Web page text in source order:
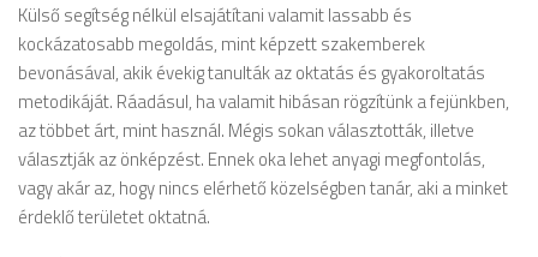
Külső segítség nélkül elsajátítani valamit lassabb és
kockázatosabb megoldás, mint képzett szakemberek
bevonásával, akik évekig tanulták az oktatás és gyakoroltatás
metodikáját. Ráadásul, ha valamit hibásan rögzítünk a fejünkben,
az többet árt, mint használ. Mégis sokan választották, illetve
választják az önképzést. Ennek oka lehet anyagi megfontolás,
vagy akár az, hogy nincs elérhető közelségben tanár, aki a minket
érdeklő területet oktatná.